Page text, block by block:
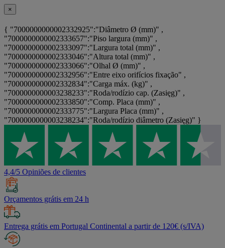
×
{ "7000000000002332925":"Diâmetro Ø (mm)" ,
"7000000000002333657":"Piso largura (mm)" ,
"7000000000002333097":"Largura total (mm)" ,
"7000000000002333046":"Altura total (mm)" ,
"7000000000002333066":"Olhal Ø (mm)" ,
"7000000000002332956":"Entre eixo orifícios fixação" ,
"7000000000002332834":"Carga máx. (kg)" ,
"7000000000003238233":"Roda/rodízio cap. (Zasięg)" ,
"7000000000002333850":"Comp. Placa (mm)" ,
"7000000000002333775":"Largura Placa (mm)" ,
"7000000000003238234":"Roda/rodízio diâmetro (Zasięg)" }
4,4/5 Opiniões de clientes
Orçamentos grátis em 24 h
Entrega grátis em Portugal Continental a partir de 120€ (s/IVA)